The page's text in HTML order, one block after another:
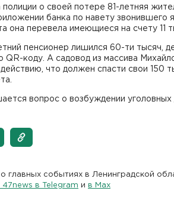
о своей потере 81-летняя
банка по навету звонившего
она перевела имеющиеся на счету 11
пенсионер лишился 60-ти тысяч,
QR-коду. А садовод из массива
что должен спасти свои 150
вопрос о возбуждении уголовных
главных событиях в Ленинградской
47news в Telegram и в Maх